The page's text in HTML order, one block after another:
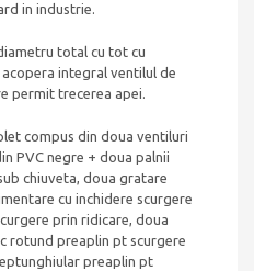
in industrie.
total cu tot cu
integral ventilul de
permit trecerea apei.
compus din doua ventiluri
PVC negre + doua palnii
chiuveta, doua gratare
cu inchidere scurgere
prin ridicare, doua
rotund preaplin pt scurgere
preaplin pt